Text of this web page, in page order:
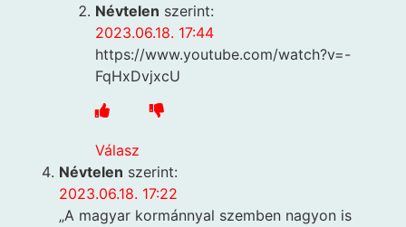
Névtelen szerint:
2023.06.18. 17:44
https://www.youtube.com/watch?v=-
FqHxDvjxcU
Válasz
Névtelen szerint:
2023.06.18. 17:22
„A magyar kormánnyal szemben nagyon is